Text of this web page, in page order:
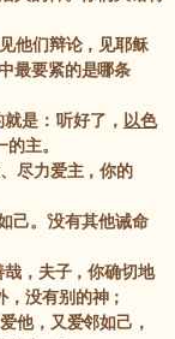
他们辩论，见耶稣
最要紧的是哪条
是：‘听好了， 以色
主。
尽力爱主，你的
己。’没有其他诫命
，夫子，你确切地
没有别的神；
他，又爱邻如己，